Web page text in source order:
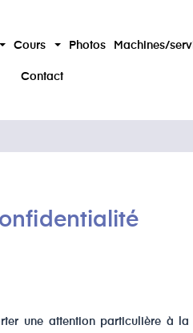
Cours Photos Machines/
Contact
une attention particulière à